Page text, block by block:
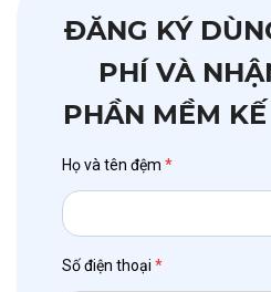
ĐĂNG KÝ
PHÍ VÀ
PHẦN MỀM
Họ và tên đệm *
Số điện thoại *